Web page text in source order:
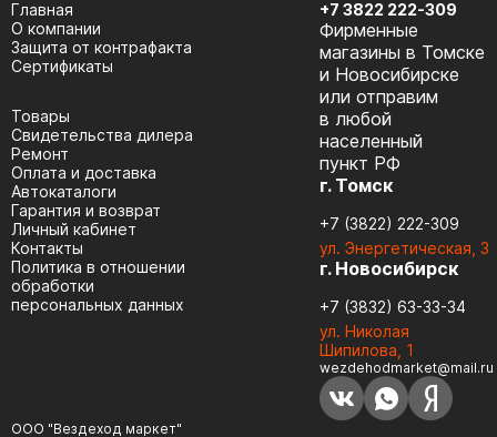
ООО "Вездеход маркет"
Главная
О компании
Защита от контрафакта
Сертификаты
Товары
Cвидетельства дилера
Ремонт
Оплата и доставка
Автокаталоги
Гарантия и возврат
Личный кабинет
Контакты
Политика в отношении
обработки
персональных данных
+7 3822 222-309
Фирменные
магазины в Томске
и Новосибирске
или отправим
в любой
населенный
пункт РФ
г. Томск
+7 (3822) 222-309
ул. Энергетическая, 3
г. Новосибирск
+7 (3832) 63-33-34
ул. Николая
Шипилова, 1
wezdehodmarket@mail.ru